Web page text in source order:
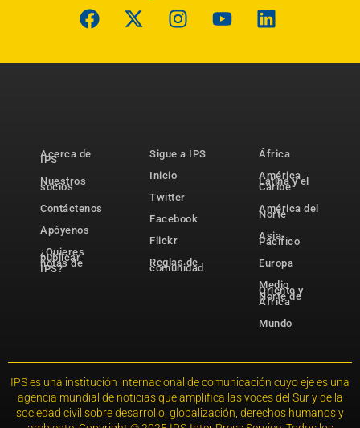
Acerca de
IPS
Nuestros
socios
Contáctenos
Apóyenos
¿Quieres
publicar
notas de
IPS?
Sigue a IPS
Inicio
Twitter
Facebook
Flickr
Reglas de
comunidad
África
América
Latina y el
Caribe
América del
Norte
Asia-
Pacífico
Europa
Medio
Oriente y
Norte de
África
Mundo
IPS es una institución internacional de comunicación cuyo eje es una
agencia mundial de noticias que amplifica las voces del Sur y de la
sociedad civil sobre desarrollo, globalización, derechos humanos y